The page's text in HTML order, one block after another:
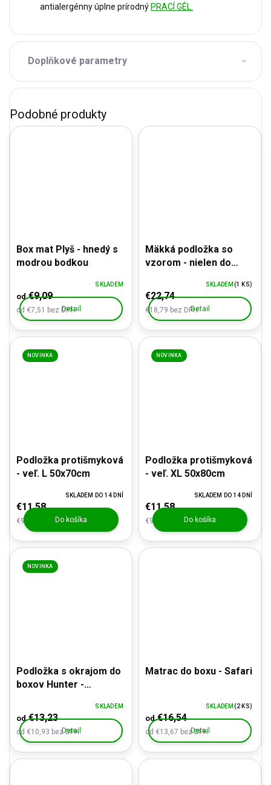
antialergénny úplne prírodnýPRACÍ GÉL.
Doplňkové parametry
Box mat Plyš - hnedý s
modrou bodkou
od €7,51 bez DPH
od€9,09
SKLADEM
Detail
Mäkká podložka so
vzorom - nielen do
€18,79 bez DPH
€22,74
SKLADEM (1 KS)
Detail
NOVINKA
Podložka protišmyková
- veľ. L 50x70cm
€9,57 bez DPH
€11,58
SKLADEM DO 14 DNÍ
Do košíka
NOVINKA
Podložka protišmyková
- veľ. XL 50x80cm
€9,57 bez DPH
€11,58
SKLADEM DO 14 DNÍ
Do košíka
NOVINKA
Podložka s okrajom do
boxov Hunter -
od €10,93 bez DPH
od€13,23
SKLADEM
Detail
Matrac do boxu - Safari
od €13,67 bez DPH
od€16,54
SKLADEM (2 KS)
Detail